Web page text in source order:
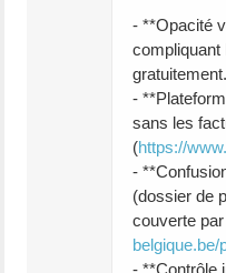
- **Opacité
compliquant
-
sans les
(https://
-
(dossier de
couverte